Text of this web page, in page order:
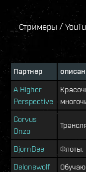
__Стримеры /
Партнер
A Higher
Perspective
Corvus
Onzo
BjornBee
Флоты,
Delonewolf